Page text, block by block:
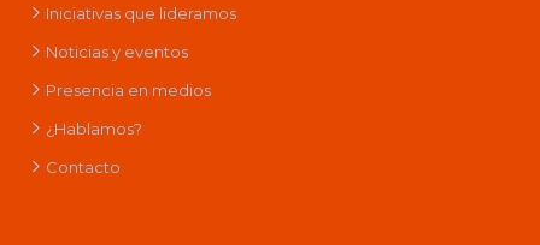
Iniciativas que lideramos
Noticias y eventos
Presencia en medios
¿Hablamos?
Contacto